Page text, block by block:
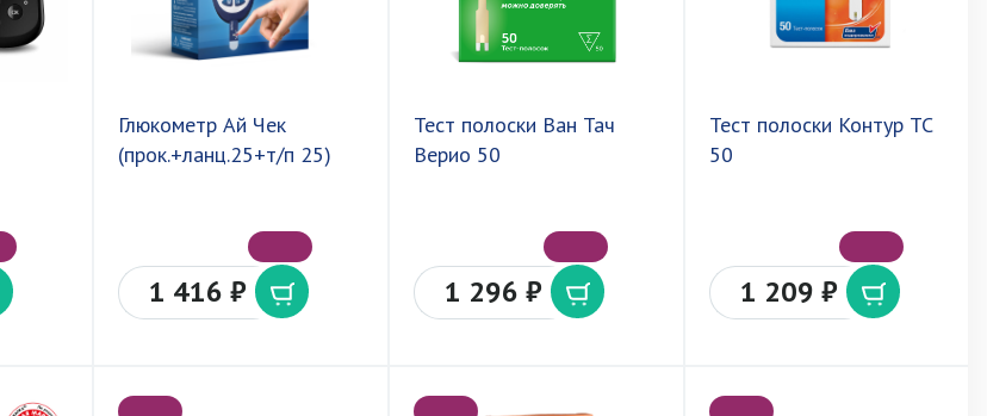
Глюкометр Ай Чек
(прок.+ланц.25+т/п 25)
1 416 ₽
Тест полоски Ван Тач
Верио 50
1 296 ₽
Тест полоски Контур ТС
50
1 209 ₽